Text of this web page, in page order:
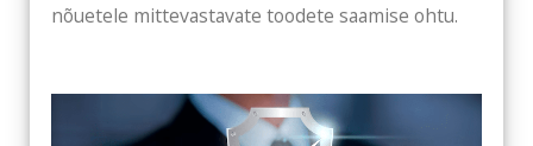
nõuetele mittevastavate toodete saamise ohtu.